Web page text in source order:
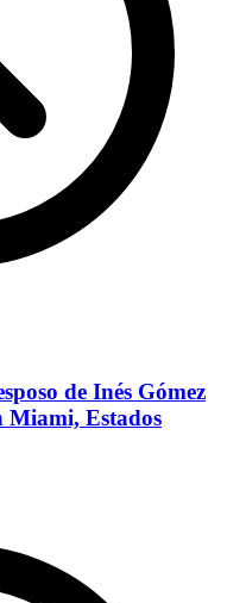
de Inés Gómez
Miami, Estados